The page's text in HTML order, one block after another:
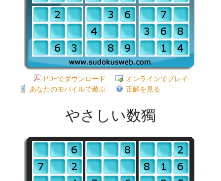
PDFでダウンロード
オンラインでプレイ
あなたのモバイルで遊ぶ
正解を見る
やさしい数獨